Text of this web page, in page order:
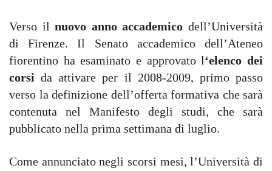
Verso ilnuovo anno accademico dell’Università
di Firenze. Il Senato accademico dell’Ateneo
fiorentino ha esaminato e approvato l‘elenco dei
corsi da attivare per il 2008-2009, primo passo
verso la definizione dell’offerta formativa che sarà
contenuta nel Manifesto degli studi, che sarà
pubblicato nella prima settimana di luglio.
Come annunciato negli scorsi mesi, l’Università di